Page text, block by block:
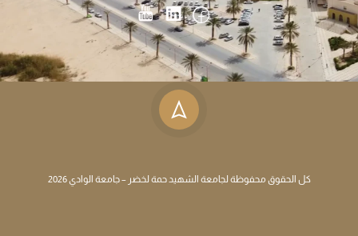
كل الحقوق محفوظة لجامعة الشهيد حمة لخضر – جامعة الوادي 2026